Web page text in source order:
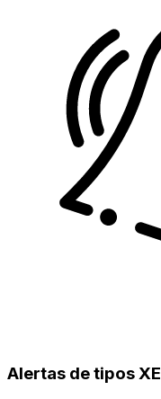
Alertas de tipos XE